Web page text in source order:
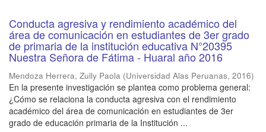
Conducta agresiva y rendimiento académico del
área de comunicación en estudiantes de 3er grado
de primaria de la institución educativa N°20395
Nuestra Señora de Fátima - Huaral año 2016
Mendoza Herrera, Zully Paola (Universidad Alas Peruanas, 2016)
En la presente investigación se plantea como problema general:
¿Cómo se relaciona la conducta agresiva con el rendimiento
académico del área de comunicación en estudiantes de 3er
grado de educación primaria de la Institución ...